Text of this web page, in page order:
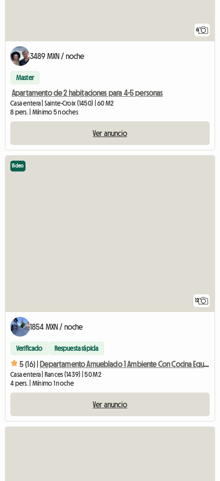
6
3489 MXN / noche
Master
Apartamento de 2 habitaciones para 4-5 personas
Casa entera | Sainte-Croix (1450) | 60 M2
8 pers. | Mínimo 5 noches
Ver anuncio
12
Video
1854 MXN / noche
Verificado Respuesta rápida
5 (16) | Departamento Amueblado 1 Ambiente Con Cocina Equipada
Casa entera | Rances (1439) | 50 M2
4 pers. | Mínimo 1 noche
Ver anuncio